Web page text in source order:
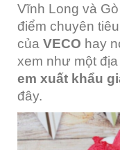
Vĩnh Long và
điểm chuyên
của VECO hay
xem như một
em xuất khẩu
đây.